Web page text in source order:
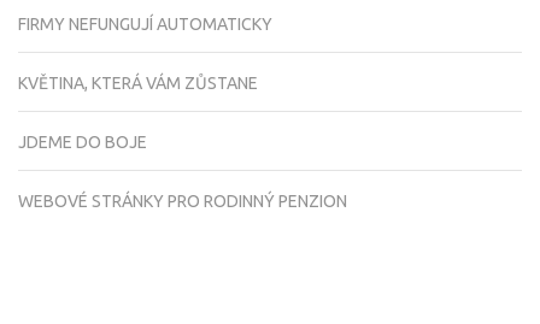
FIRMY NEFUNGUJÍ AUTOMATICKY
KVĚTINA, KTERÁ VÁM ZŮSTANE
JDEME DO BOJE
WEBOVÉ STRÁNKY PRO RODINNÝ PENZION